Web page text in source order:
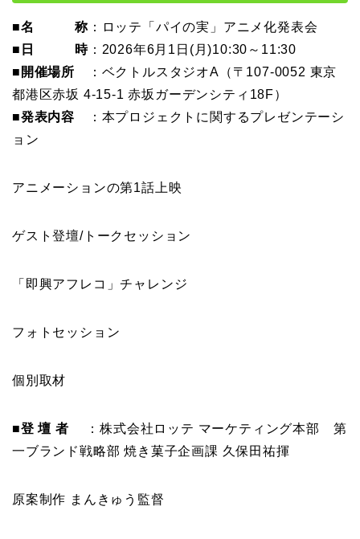
■名 称：ロッテ「パイの実」アニメ化発表会
■日 時：2026年6月1日(月)10:30～11:30
■開催場所
：ベクトルスタジオA（〒107-0052 東京
都港区赤坂 4-15-1 赤坂ガーデンシティ18F）
■発表内容
：本プロジェクトに関するプレゼンテーシ
ョン
アニメーションの第1話上映
ゲスト登壇/トークセッション
「即興アフレコ」チャレンジ
フォトセッション
個別取材
■登 壇 者 ：株式会社ロッテ マーケティング本部 第
一ブランド戦略部 焼き菓子企画課 久保田祐揮
原案制作 まんきゅう監督